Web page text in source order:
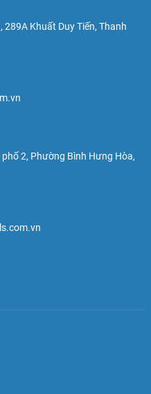
289A Khuất Duy Tiến, Thanh
2, Phường Bình Hưng Hòa,